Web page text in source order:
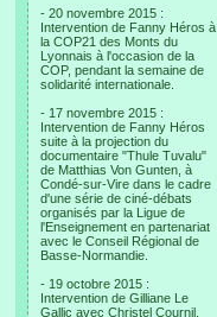
- 20 novembre 2015 :
Intervention de Fanny Héros à
la COP21 des Monts du
Lyonnais à l'occasion de la
COP, pendant la semaine de
solidarité internationale.
- 17 novembre 2015 :
Intervention de Fanny Héros
suite à la projection du
documentaire "Thule Tuvalu"
de Matthias Von Gunten, à
Condé-sur-Vire dans le cadre
d'une série de ciné-débats
organisés par la Ligue de
l'Enseignement en partenariat
avec le Conseil Régional de
Basse-Normandie.
- 19 octobre 2015 :
Intervention de Gilliane Le
Gallic avec Christel Cournil,